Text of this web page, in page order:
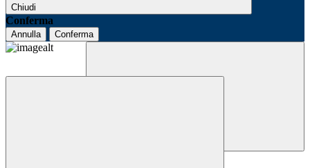
Chiudi
Conferma
Annulla Conferma